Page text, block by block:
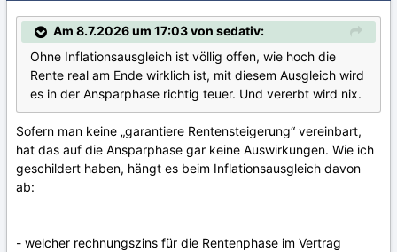
Am 8.7.2026 um 17:03 von sedativ:
Ohne Inflationsausgleich ist völlig offen, wie hoch die
Rente real am Ende wirklich ist, mit diesem Ausgleich wird
es in der Ansparphase richtig teuer. Und vererbt wird nix.
Sofern man keine „garantiere Rentensteigerung“ vereinbart,
hat das auf die Ansparphase gar keine Auswirkungen. Wie ich
geschildert haben, hängt es beim Inflationsausgleich davon
ab:
- welcher rechnungszins für die Rentenphase im Vertrag